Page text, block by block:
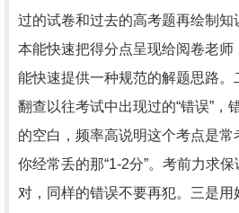
过的试卷和过去的高考题再绘制知
本能快速把得分点呈现给阅卷老师
能快速提供一种规范的解题思路。
翻查以往考试中出现过的“错误”，
的空白，频率高说明这个考点是常
你经常丢的那“1-2分”。考前力求
对，同样的错误不要再犯。三是